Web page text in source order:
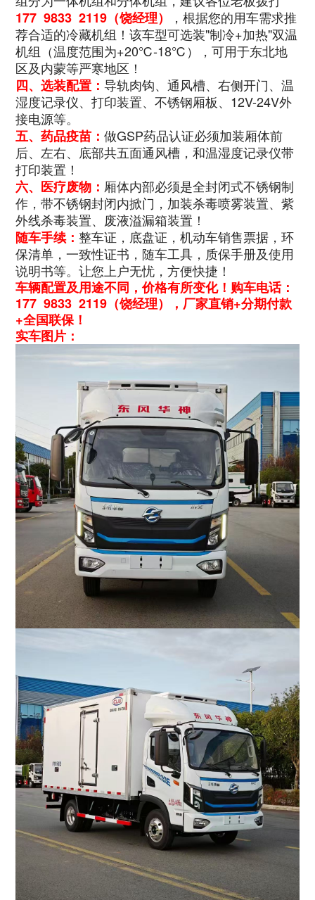
177 9833 2119（饶经理）
，根据您的用车需求推
荐合适的冷藏机组！该车型可选装"制冷+加热"双温
机组（温度范围为+20℃-18℃），可用于东北地
区及内蒙等严寒地区！
四、选装配置：导轨肉钩、通风槽、右侧开门、温
湿度记录仪、打印装置、不锈钢厢板、12V-24V外
接电源等。
五、药品疫苗：做GSP药品认证必须加装厢体前
后、左右、底部共五面通风槽，和温湿度记录仪带
打印装置！
六、医疗废物：厢体内部必须是全封闭式不锈钢制
作，带不锈钢封闭内掀门，加装杀毒喷雾装置、紫
外线杀毒装置、废液溢漏箱装置！
随车手续：整车证，底盘证，机动车销售票据，环
保清单，一致性证书，随车工具，质保手册及使用
说明书等。让您上户无忧，方便快捷！
车辆配置及用途不同，价格有所变化！购车电话：
177 9833 2119（饶经理），厂家直销+分期付款
+全国联保！
实车图片：